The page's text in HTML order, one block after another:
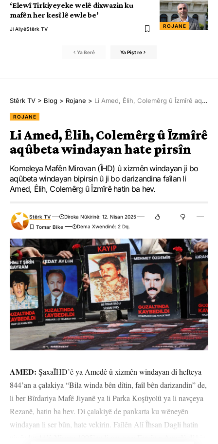
ROJANE
‘Elewî Tirkiyeyeke welê dixwazin ku
mafên her kesî lê ewle be’
Ji AliyêStêrk TV
Ya Berê Ya Pişt re
Stêrk TV > Blog > Rojane > Li Amed, Êlih, Colemêrg û Îzmîrê aqûbeta windayan hate pirsîn
ROJANE
Li Amed, Êlih, Colemêrg û Îzmîrê
aqûbeta windayan hate pirsîn
Komeleya Mafên Mirovan (ÎHD) û xizmên windayan ji bo
aqûbeta windayan bipirsin û ji bo darizandina faîlan li
Amed, Êlih, Colemêrg û Îzmîrê hatin ba hev.
Stêrk TV
Dîroka Nûkirinê: 12. Nîsan 2025
Dema Xwendinê: 2 Dq.
AMED: ŞaxaÎHD’ê ya Amedê û xizmên windayan di hefteya
844’an a çalakiya “Bila winda bên dîtin, faîl bên darizandin” de,
li ber Bîrdariya Mafê Jiyanê ya li Parka Koşûyolû ya li navçeya
Rezanê, hatin ba hev. Di çalakiyê de pankarta ku wêneyên
windayan li ser bûn, hate vekirin. Faîlên Alî Îhsan Dagli hatin